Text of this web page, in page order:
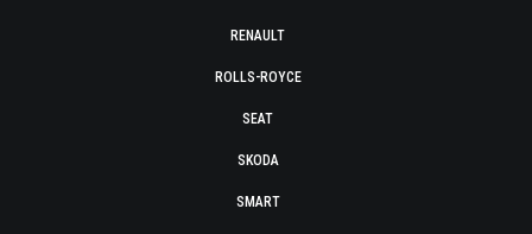
RENAULT
ROLLS-ROYCE
SEAT
SKODA
SMART